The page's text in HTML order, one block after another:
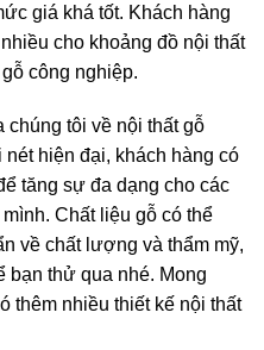
giá khá tốt. Khách hàng
cho khoảng đồ nội thất
công nghiệp.
chúng tôi về nội thất gỗ
hiện đại, khách hàng có
tăng sự đa dạng cho các
Chất liệu gỗ có thể
về chất lượng và thẩm mỹ,
bạn thử qua nhé. Mong
thêm nhiều thiết kế nội thất